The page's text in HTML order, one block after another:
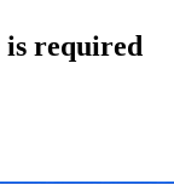
is required